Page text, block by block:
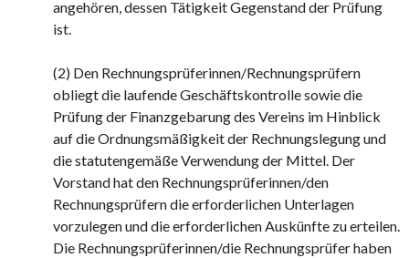
angehören, dessen Tätigkeit Gegenstand der Prüfung
ist.
(2) Den Rechnungsprüferinnen/Rechnungsprüfern
obliegt die laufende Geschäftskontrolle sowie die
Prüfung der Finanzgebarung des Vereins im Hinblick
auf die Ordnungsmäßigkeit der Rechnungslegung und
die statutengemäße Verwendung der Mittel. Der
Vorstand hat den Rechnungsprüferinnen/den
Rechnungsprüfern die erforderlichen Unterlagen
vorzulegen und die erforderlichen Auskünfte zu erteilen.
Die Rechnungsprüferinnen/die Rechnungsprüfer haben